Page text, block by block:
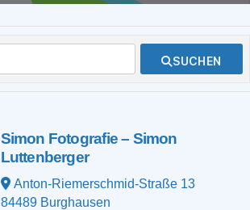
SUCHEN
Simon Fotografie – Simon
Luttenberger
Anton-Riemerschmid-Straße 13
84489 Burghausen